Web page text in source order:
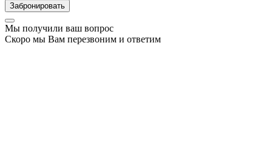
Забронировать
Мы получили ваш вопрос
Скоро мы Вам перезвоним и ответим